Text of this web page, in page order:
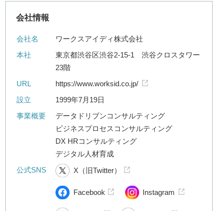
会社情報
会社名
ワークスアイディ株式会社
本社
東京都渋谷区渋谷2-15-1 渋谷クロスタワー
23階
URL
https://www.worksid.co.jp/
設立
1999年7月19日
事業概要
データドリブンコンサルティング
ビジネスプロセスコンサルティング
DX HRコンサルティング
デジタル人材育成
公式SNS
X（旧Twitter）
Facebook Instagram